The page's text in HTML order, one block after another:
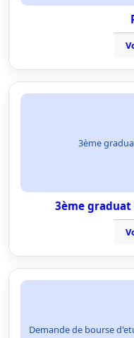
3ème
3ème
Demande de bourse